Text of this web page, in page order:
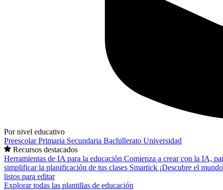
Por nivel educativo
PreescolarPrimaria Secundaria Bachillerato Universidad
Recursos destacados
Herramientas de IA para la educación Comienza a crear con la IA,
simplificar la planificación de tus clases Smartick ¡Descubre el
listos para editar
Explorar todas las plantillas de educación